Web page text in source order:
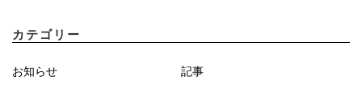
カテゴリー
お知らせ 記事